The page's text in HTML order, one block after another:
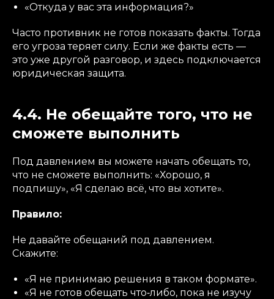
«Откуда у вас эта информация?»
Часто противник не готов показать факты. Тогда
его угроза теряет силу. Если же факты есть —
это уже другой разговор, и здесь подключается
юридическая защита.
4.4. Не обещайте того, что не
сможете выполнить
Под давлением вы можете начать обещать то,
что не сможете выполнить: «Хорошо, я
подпишу», «Я сделаю всё, что вы хотите».
Правило:
Не давайте обещаний под давлением.
Скажите:
«Я не принимаю решения в таком формате».
«Я не готов обещать что‑либо, пока не изучу